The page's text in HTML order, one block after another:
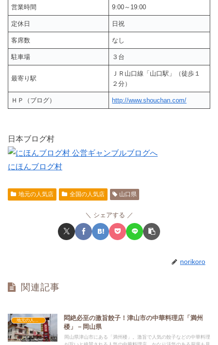
営業時間 9:00～19:00
定休日 日祝
客席数 なし
駐車場 ３台
最寄り駅
ＪＲ山口線「山口駅」（徒歩１
２分）
ＨＰ（ブログ） http://www.shouchan.com/
日本ブログ村
にほんブログ村
地元の人気店 全国の人気店 山口県
シェアする
norikoro
関連記事
悶絶必至の激旨餃子！津山市の中華料理店「満州
楼」－岡山県
岡山県津山市にある「満州楼」。激旨で人気の餃子などの中華料理